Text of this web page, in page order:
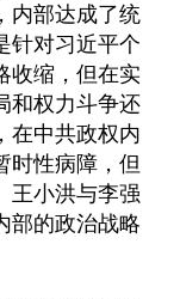
内部达成了统
针对习近平个
收缩，但在实
和权力斗争还
在中共政权内
时性病障，但
王小洪与李强
部的政治战略